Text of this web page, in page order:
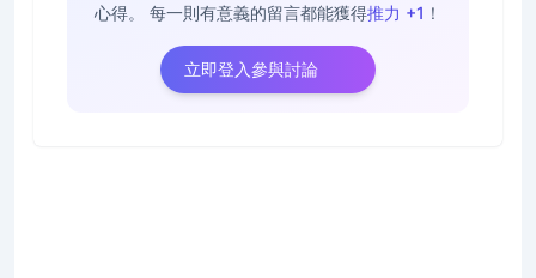
心得。
每一則有意義的留言都能獲得推力 +1 ！
立即登入參與討論